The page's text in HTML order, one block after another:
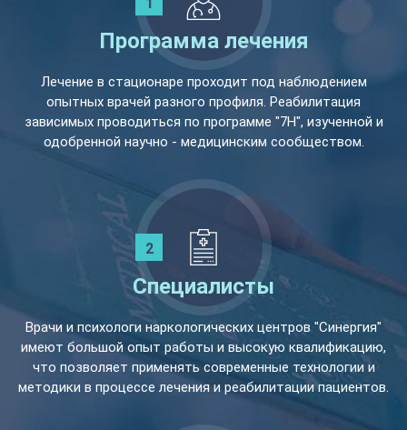
Программа лечения
Лечение в стационаре проходит под наблюдением
опытных врачей разного профиля. Реабилитация
зависимых проводиться по программе "7Н", изученной и
одобренной научно - медицинским сообществом.
Специалисты
Врачи и психологи наркологических центров "Синергия"
имеют большой опыт работы и высокую квалификацию,
что позволяет применять современные технологии и
методики в процессе лечения и реабилитации пациентов.